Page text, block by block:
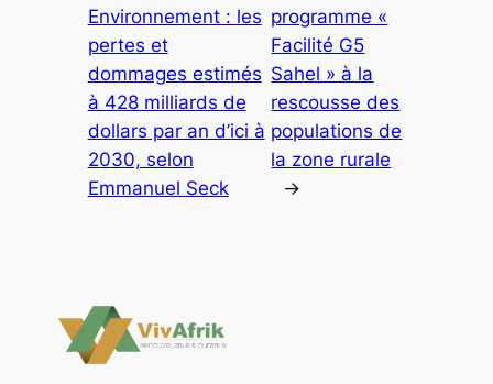
Environnement : les
pertes et
dommages estimés
à 428 milliards de
dollars par an d’ici à
2030, selon
Emmanuel Seck
programme «
Facilité G5
Sahel » à la
rescousse des
populations de
la zone rurale
→